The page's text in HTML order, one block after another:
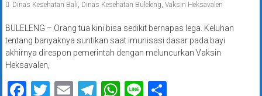
Dinas Kesehatan Bali, Dinas Kesehatan Buleleng, Vaksin Heksavalen
BULELENG – Orang tua kini bisa sedikit bernapas lega. Keluhan
tentang banyaknya suntikan saat imunisasi dasar pada bayi
akhirnya direspon pemerintah dengan meluncurkan Vaksin
Heksavalen,
Facebook
Twitter
EmailTelegram
WhatsApp
LineShare